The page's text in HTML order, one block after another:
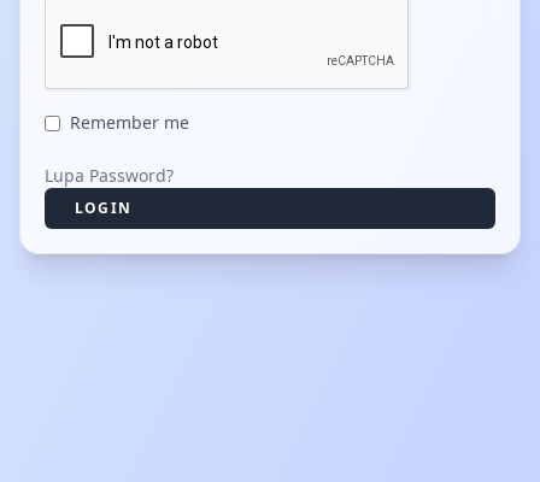
Remember me
Lupa Password?
LOGIN